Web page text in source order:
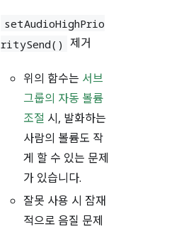
setAudioHighPrio
ritySend() 제거
위의 함수는 서브
그룹의 자동 볼륨
조절 시, 발화하는
사람의 볼륨도 작
게 할 수 있는 문제
가 있습니다.
잘못 사용 시 잠재
적으로 음질 문제